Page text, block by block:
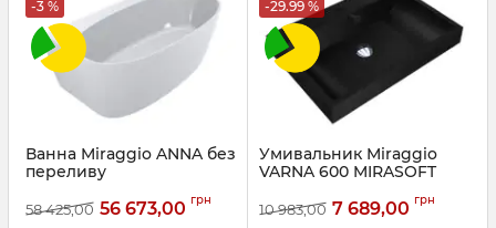
-3 %
Ванна Miraggio ANNA без
переливу
58 425,00 56 673,00 грн
-29.99 %
Умивальник Miraggio
VARNA 600 MIRASOFT
Артикул:0002628
10 983,00 7 689,00 грн